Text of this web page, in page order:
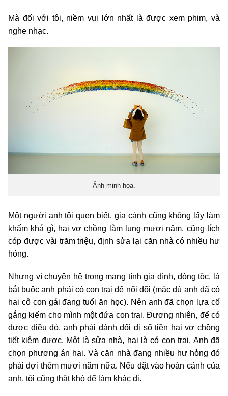
Mà đối với tôi, niềm vui lớn nhất là được xem phim, và
nghe nhạc.
Ảnh minh họa.
Một người anh tôi quen biết, gia cảnh cũng không lấy làm
khấm khá gì, hai vợ chồng làm lụng mươi năm, cũng tích
cóp được vài trăm triệu, định sửa lại căn nhà có nhiều hư
hỏng.
Nhưng vì chuyện hệ trọng mang tính gia đình, dòng tộc, là
bắt buộc anh phải có con trai để nối dõi (mặc dù anh đã có
hai cô con gái đang tuổi ăn học). Nên anh đã chọn lựa cố
gắng kiếm cho mình một đứa con trai. Đương nhiên, để có
được điều đó, anh phải đánh đổi đi số tiền hai vợ chồng
tiết kiệm được. Một là sửa nhà, hai là có con trai. Anh đã
chọn phương án hai. Và căn nhà đang nhiều hư hỏng đó
phải đợi thêm mươi năm nữa. Nếu đặt vào hoàn cảnh của
anh, tôi cũng thật khó để làm khác đi.